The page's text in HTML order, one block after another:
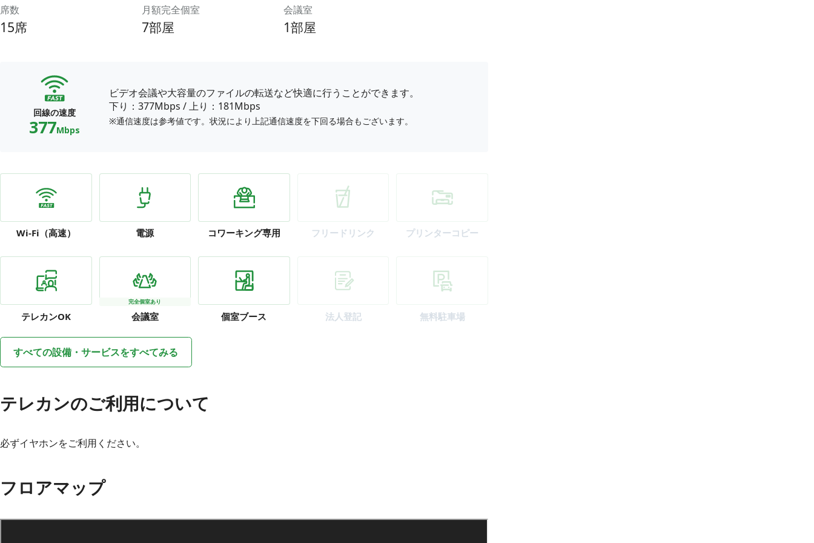
席数
15席
月額完全個室
7部屋
会議室
1部屋
回線の速度
377Mbps
ビデオ会議や大容量のファイルの転送など快適に行うことができます。
下り：377Mbps /上り：181Mbps
※通信速度は参考値です。状況により上記通信速度を下回る場合もございます。
Wi-Fi （高速） 電源 コワーキング専用 フリー ドリンク プリンターコピー
テレカンOK 会議室
完全個室あり
個室ブース 法人登記 無料駐車場
すべての設備・サービスをすべてみる
テレカンのご利用について
必ずイヤホンをご利用ください。
フロアマップ